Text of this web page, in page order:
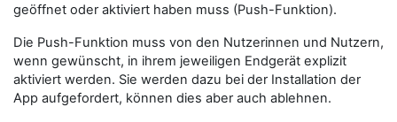
geöffnet oder aktiviert haben muss (Push-Funktion).
Die Push-Funktion muss von den Nutzerinnen und Nutzern,
wenn gewünscht, in ihrem jeweiligen Endgerät explizit
aktiviert werden. Sie werden dazu bei der Installation der
App aufgefordert, können dies aber auch ablehnen.